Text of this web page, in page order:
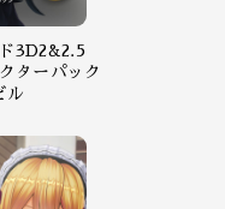
3D2&2.5
ターパック
ル